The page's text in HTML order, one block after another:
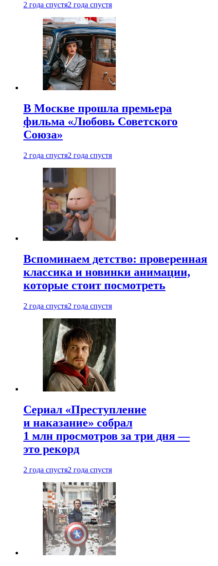
2 года спустя2 года спустя
В Москве прошла премьера
фильма «Любовь Советского
Союза»
2 года спустя2 года спустя
Вспоминаем детство: проверенная
классика и новинки анимации,
которые стоит посмотреть
2 года спустя2 года спустя
Сериал «Преступление
и наказание» собрал
1 млн просмотров за три дня —
это рекорд
2 года спустя2 года спустя